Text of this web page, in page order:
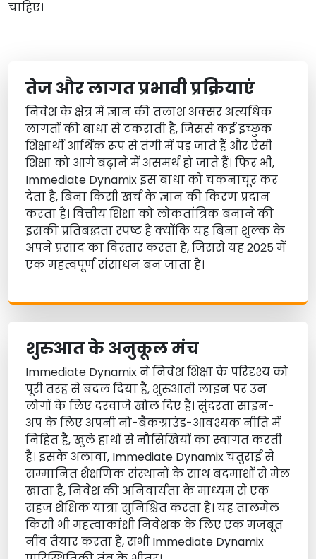
चाहिए।
तेज और लागत प्रभावी प्रक्रियाएं
निवेश के क्षेत्र में ज्ञान की तलाश अक्सर अत्यधिक
लागतों की बाधा से टकराती है, जिससे कई इच्छुक
शिक्षार्थी आर्थिक रूप से तंगी में पड़ जाते हैं और ऐसी
शिक्षा को आगे बढ़ाने में असमर्थ हो जाते हैं। फिर भी,
Immediate Dynamix इस बाधा को चकनाचूर कर
देता है, बिना किसी खर्च के ज्ञान की किरण प्रदान
करता है। वित्तीय शिक्षा को लोकतांत्रिक बनाने की
इसकी प्रतिबद्धता स्पष्ट है क्योंकि यह बिना शुल्क के
अपने प्रसाद का विस्तार करता है, जिससे यह 2025 में
एक महत्वपूर्ण संसाधन बन जाता है।
शुरुआत के अनुकूल मंच
Immediate Dynamix ने निवेश शिक्षा के परिदृश्य को
पूरी तरह से बदल दिया है, शुरुआती लाइन पर उन
लोगों के लिए दरवाजे खोल दिए हैं। सुंदरता साइन-
अप के लिए अपनी नो-बैकग्राउंड-आवश्यक नीति में
निहित है, खुले हाथों से नौसिखियों का स्वागत करती
है। इसके अलावा, Immediate Dynamix चतुराई से
सम्मानित शैक्षणिक संस्थानों के साथ बदमाशों से मेल
खाता है, निवेश की अनिवार्यता के माध्यम से एक
सहज शैक्षिक यात्रा सुनिश्चित करता है। यह तालमेल
किसी भी महत्वाकांक्षी निवेशक के लिए एक मजबूत
नींव तैयार करता है, सभी Immediate Dynamix